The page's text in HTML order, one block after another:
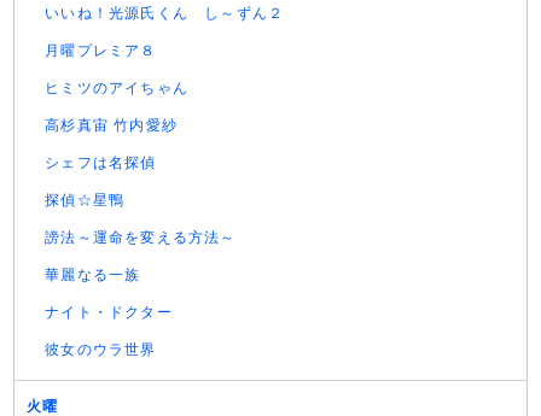
いいね！光源氏くん し～ずん２
月曜プレミア８
ヒミツのアイちゃん
高杉真宙 竹内愛紗
シェフは名探偵
探偵☆星鴨
謗法～運命を変える方法～
華麗なる一族
ナイト・ドクター
彼女のウラ世界
火曜